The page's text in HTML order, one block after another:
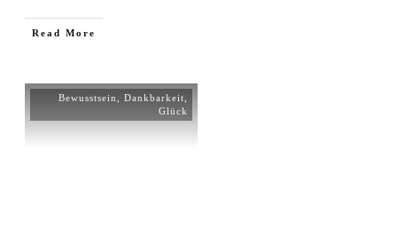
Read More
Bewusstsein Dankbarkeit
Glück